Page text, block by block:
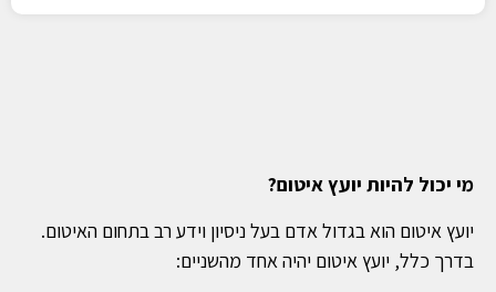
מי יכול להיות יועץ איטום?
יועץ איטום הוא בגדול אדם בעל ניסיון וידע רב בתחום האיטום.
בדרך כלל, יועץ איטום יהיה אחד מהשניים: